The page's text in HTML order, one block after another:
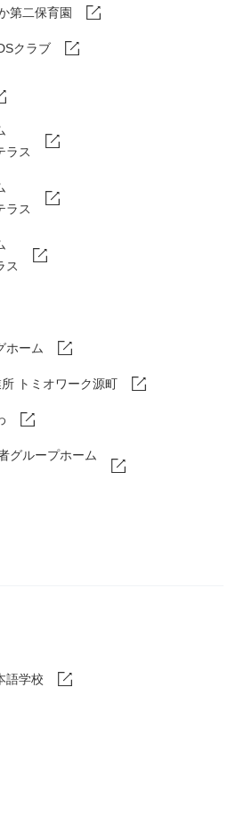
第二保育園
クラブ
ラス
ラス
ス
ホーム
トミオワーク源町
グループホーム
語学校